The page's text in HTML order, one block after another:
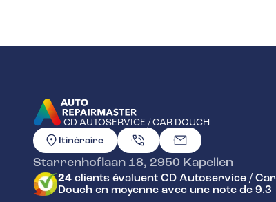
CD AUTOSERVICE / CAR DOUCH
ALLER À LA PAGE D'ACCUEIL
Itinéraire
Starrenhoflaan 18, 2950 Kapellen
24 clients évaluent CD Autoservice / Car
Douch en moyenne avec une note de 9.3